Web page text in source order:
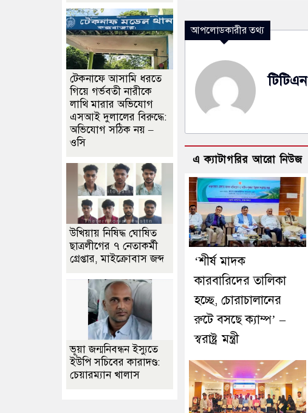
আপলোডকারীর তথ্য
টিটিএন
এ ক্যাটাগরির আরো নিউজ
‘শীর্ষ মাদক
কারবারিদের তালিকা
হচ্ছে, চোরাচালানের
রুটে বসছে ক্যাম্প’ –
স্বরাষ্ট্র মন্ত্রী
টেকনাফে আসামি ধরতে
গিয়ে গর্ভবতী নারীকে
লাথি মারার অভিযোগ
এসআই দুলালের বিরুদ্ধে:
অভিযোগ সঠিক নয় –
ওসি
উখিয়ায় নিষিদ্ধ ঘোষিত
ছাত্রলীগের ৭ নেতাকর্মী
গ্রেপ্তার, মাইক্রোবাস জব্দ
ভূয়া জন্মনিবন্ধন ইস্যুতে
ইউপি সচিবের কারাদণ্ড:
চেয়ারম্যান খালাস